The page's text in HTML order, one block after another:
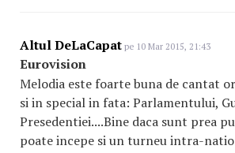
Altul DeLaCapat pe 10 Mar 2015, 21:43
Eurovision
Melodia este foarte buna de cantat
si in special in fata: Parlamentului,
Presedentiei....Bine daca sunt prea
poate incepe si un turneu intra-